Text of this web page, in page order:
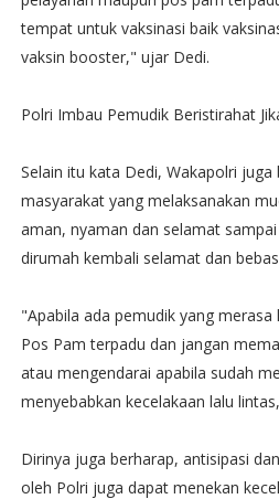
tempat untuk vaksinasi baik
vaksin booster," ujar Dedi.
Polri Imbau Pemudik Beristirahat
Selain itu kata Dedi, Wakapolri juga
masyarakat yang melaksanakan
aman, nyaman dan selamat
dirumah kembali selamat dan
"Apabila ada pemudik yang
Pos Pam terpadu dan jangan
atau mengendarai apabila sudah
menyebabkan kecelakaan lalu
Dirinya juga berharap, antisipasi
oleh Polri juga dapat menekan